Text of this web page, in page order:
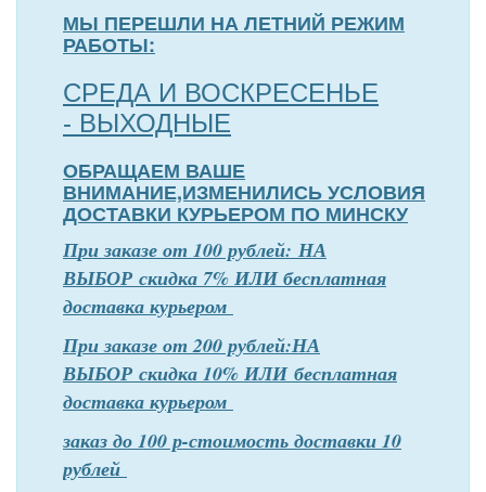
МЫ ПЕРЕШЛИ НА ЛЕТНИЙ РЕЖИМ
РАБОТЫ:
СРЕДА И ВОСКРЕСЕНЬЕ
- ВЫХОДНЫЕ
ОБРАЩАЕМ ВАШЕ
ВНИМАНИЕ,ИЗМЕНИЛИСЬ УСЛОВИЯ
ДОСТАВКИ КУРЬЕРОМ ПО МИНСКУ
При заказе от 100 рублей: НА
ВЫБОР скидка 7% ИЛИ бесплатная
доставка курьером
При заказе от 200 рублей:НА
ВЫБОР скидка 10% ИЛИ бесплатная
доставка курьером
заказ до 100 р-стоимость доставки 10
рублей